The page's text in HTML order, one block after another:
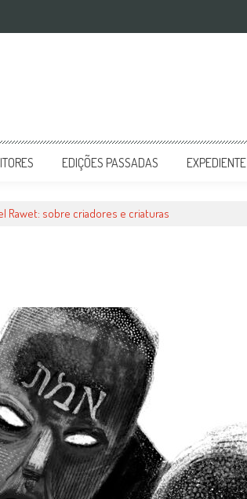
EDIÇÕES PASSADAS EXPEDIENTE
Rawet: sobre criadores e criaturas